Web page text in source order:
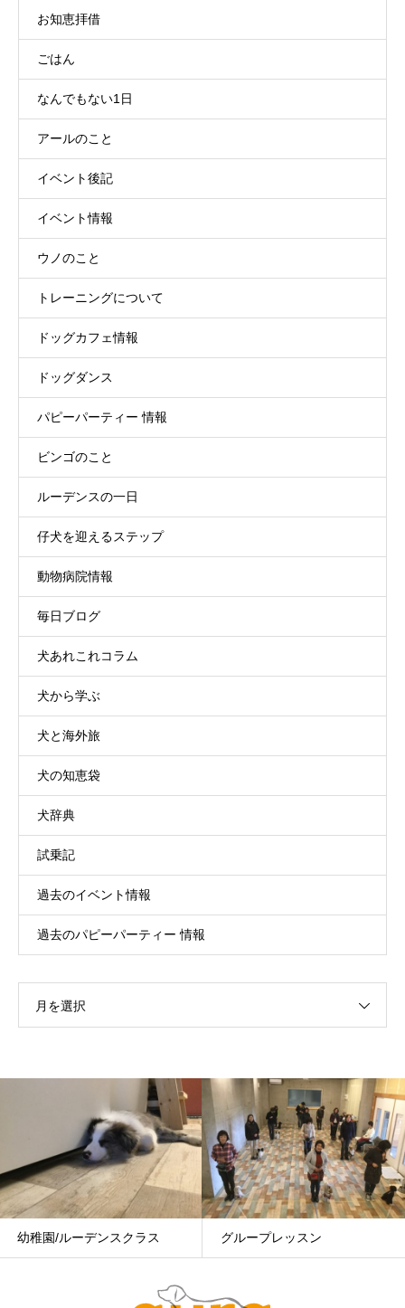
お知恵拝借
ごはん
なんでもない1日
アールのこと
イベント後記
イベント情報
ウノのこと
トレーニングについて
ドッグカフェ情報
ドッグダンス
パピーパーティー 情報
ビンゴのこと
ルーデンスの一日
仔犬を迎えるステップ
動物病院情報
毎日ブログ
犬あれこれコラム
犬から学ぶ
犬と海外旅
犬の知恵袋
犬辞典
試乗記
過去のイベント情報
過去のパピーパーティー 情報
月を選択
グループレッスン 基礎レッスン